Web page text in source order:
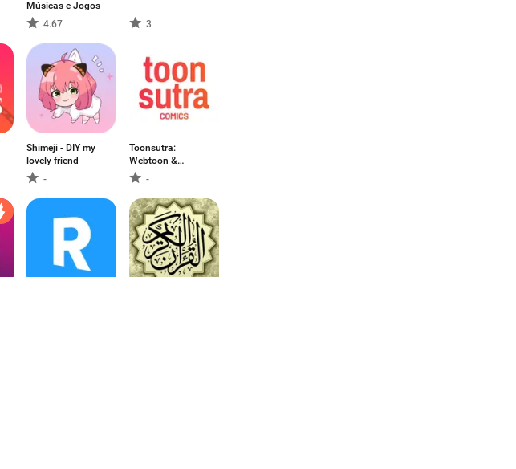
Músicas e Jogos
4.67
3
Shimeji - DIY my
lovely friend
-
Toonsutra:
Webtoon &
Manga App
-